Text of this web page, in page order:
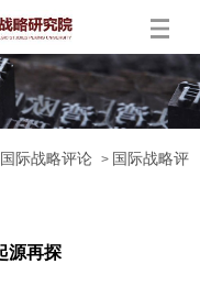
际战略评论 > 国际战略评
源再探